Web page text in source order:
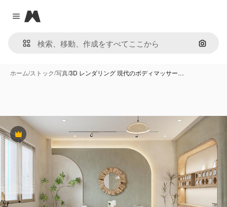
Close menu
Magnific
画像で
ホーム/ストック/写真/3D レンダリング 現代のボディマッサー…
Premium